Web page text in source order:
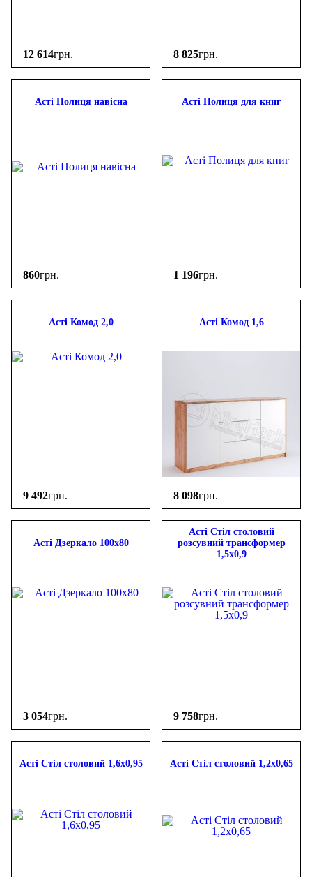
12 614грн. 8 825грн.
Асті Полиця навісна
860грн.
Асті Полиця для книг
1 196грн.
Асті Комод 2,0
9 492грн.
Асті Комод 1,6
8 098грн.
Асті Дзеркало 100х80
3 054грн.
Асті Стіл столовий
розсувний трансформер
1,5х0,9
9 758грн.
Асті Стіл столовий 1,6х0,95 Асті Стіл столовий 1,2х0,65